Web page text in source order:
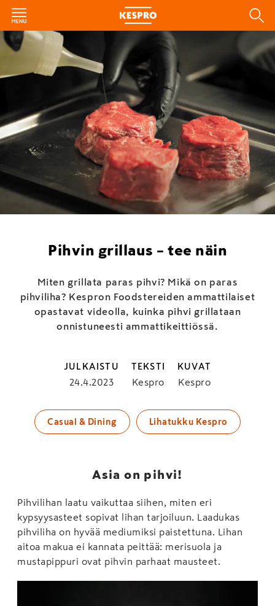
Pihvin grillaus – tee näin
Miten grillata paras pihvi? Mikä on paras
pihviliha? Kespron Foodstereiden ammattilaiset
opastavat videolla, kuinka pihvi grillataan
onnistuneesti ammattikeittiössä.
JULKAISTU
24.4.2023
TEKSTI
Kespro
KUVAT
Kespro
Casual & Dining Lihatukku Kespro
Asia on pihvi!
Pihvilihan laatu vaikuttaa siihen, miten eri
kypsyysasteet sopivat lihan tarjoiluun. Laadukas
pihviliha on hyvää mediumiksi paistettuna. Lihan
aitoa makua ei kannata peittää: merisuola ja
mustapippuri ovat pihvin parhaat mausteet.